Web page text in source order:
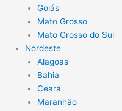
Goiás
Mato Grosso
Mato Grosso do Sul
Nordeste
Alagoas
Bahia
Ceará
Maranhão